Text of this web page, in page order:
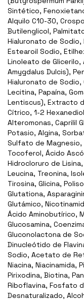
Sintético,
Alquilo C10-30,
Butilenglicol,
Hialuronato de Sodio,
Estearoil Sodio,
Linoleato de Glicerilo,
Amygdalus Dulcis),
Hialuronato de Sodio,
Lecitina, Papaína,
Lentiscus), Extracto
Cítrico, 1-2
Alteromonas, Caprilil
Potasio, Algina,
Sulfato de Magnesio,
Tocoferol, Ácido
Hidrocloruro de
Leucina, Treonina,
Tirosina, Glicina,
Glutationa,
Glutámico,
Ácido Aminobutírico,
Glucosamina,
Gluconolactona de
Dinucleótido de
Sodio, Acetato de
Niacina, Niacinamida,
Pirixodina, Biotina,
Riboflavina, Fosfato
Desnaturalizado,